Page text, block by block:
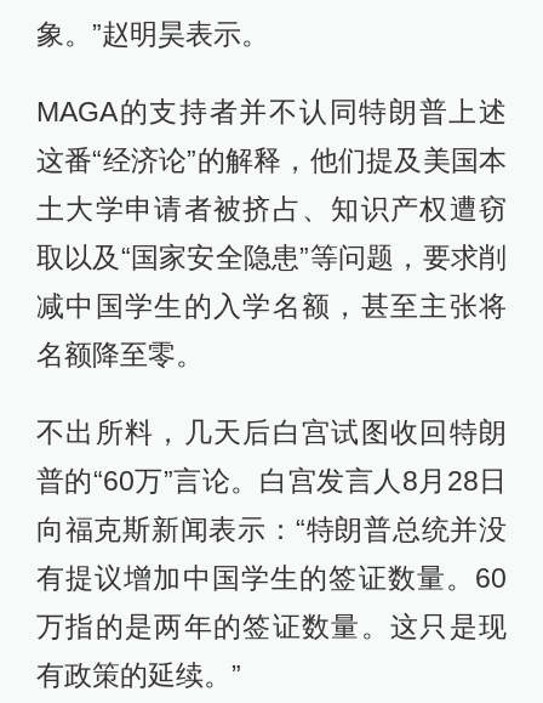
象。”赵明昊表示。
MAGA的支持者并不认同特朗普上述
这番“经济论”的解释，他们提及美国本
土大学申请者被挤占、知识产权遭窃
取以及“国家安全隐患”等问题，要求削
减中国学生的入学名额，甚至主张将
名额降至零。
不出所料，几天后白宫试图收回特朗
普的“60万”言论。白宫发言人8月28日
向福克斯新闻表示：“特朗普总统并没
有提议增加中国学生的签证数量。60
万指的是两年的签证数量。这只是现
有政策的延续。”